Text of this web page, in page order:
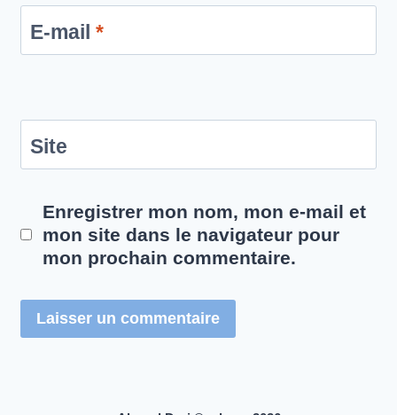
E-mail*
Site
Enregistrer mon nom, mon e-mail et
mon site dans le navigateur pour
mon prochain commentaire.